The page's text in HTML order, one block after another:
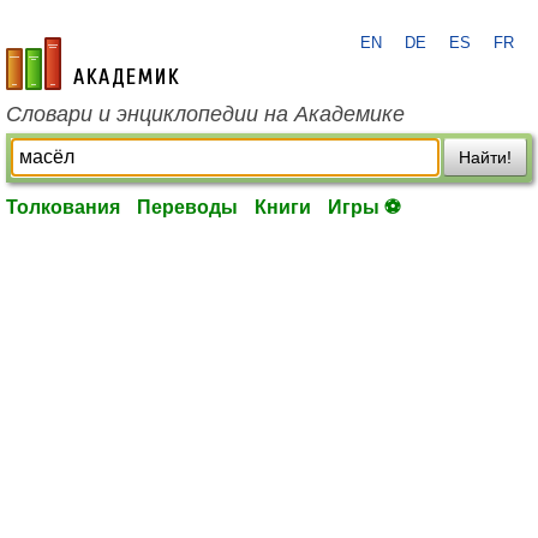
academic.ru
EN DE ES FR
Словари и энциклопедии на Академике
Найти!
Толкования Переводы Книги Игры ⚽